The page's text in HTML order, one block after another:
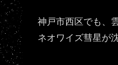
神戸市西区でも、
ネオワイズ彗星が